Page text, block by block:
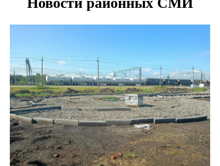
Подрядчика для ремонта подпорной стены на
рублей и места в вузах
27-летний мотоциклист погиб в столкновении с
кроссовером в Ленинском районе